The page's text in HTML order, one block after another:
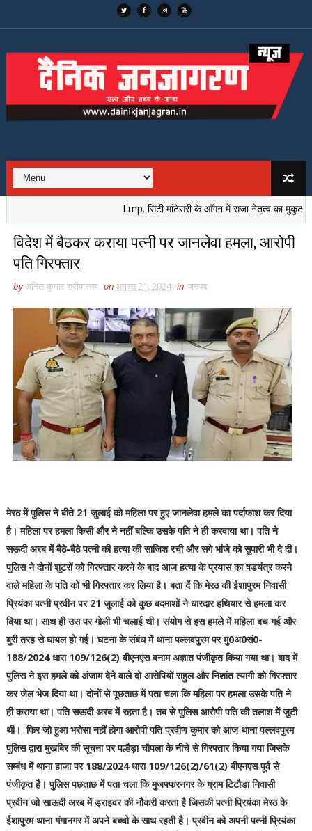
Lmp. सिटी मांटेसरी के आँगन में सजा नेतृत्व का मुकुट, नई
विदेश में बैठकर कराया पत्नी पर जानलेवा हमला, आरोपी
पति गिरफ्तार
byअनिल कुमार श्रीवास्तव onअगस्त 21, 2024 in जनपद
मेरठ में पुल‍िस ने बीते 21 जुलाई को मह‍िला पर हुए जानलेवा हमले का पर्दाफाश कर द‍िया
है। मह‍िला पर हमला क‍िसी और ने नहीं बल्‍क‍ि उसके पत‍ि ने ही करवाया था। पत‍ि ने
सऊदी अरब में बैठे-बैठे पत्नी की हत्या की साजिश रची और सगे भांजे को सुपारी भी दे दी।
पुल‍िस ने दोनों शूटरों को गिरफ्तार करने के बाद आज हत्या के प्रयास का षडयंत्र करने
वाले महिला के पति को भी गिरफ्तार कर लिया है। बता दें कि मेरठ की ईशापुरम निवासी
प्रियंका पत्नी प्रवीन पर 21 जुलाई को कुछ बदमाशों ने धारदार हथियार से हमला कर
दिया था। साथ ही उस पर गोली भी चलाई थी। संयोग से इस हमले में महिला बच गई और
बुरी तरह से घायल हो गई। घटना के संबंध में थाना पल्लवपुरम पर मु0अ0सं0-
188/2024 धारा 109/126(2) बीएनएस बनाम अज्ञात पंजीकृत किया गया था। बाद में
पुलिस ने इस हमले को अंजाम देने वाले दो आरोपियों राहुल और निशांत त्यागी को गिरफ्तार
कर जेल भेज दिया था। दोनों से पूछताछ में पता चला कि महिला पर हमला उसके पति ने
ही कराया था। पति सऊदी अरब में रहता है। तब से पुलिस आरोपी पति की तलाश में जुटी
थी। फिर जो हुआ भरोसा नहीं होगा आरोपी पति प्रवीण कुमार को आज थाना पल्लवपुरम
पुलिस द्वारा मुखबिर की सूचना पर पल्हैड़ा चौपला के नीचे से गिरफ्तार किया गया जिसके
सम्बंध में थाना हाजा पर 188/2024 धारा 109/126(2)/61(2) बीएनएस पूर्व से
पंजीकृत है। पुलिस पछताछ में पता चला कि मुजफ्फरनगर के ग्राम टिटौडा निवासी
प्रवीन जो साऊदी अरब में ड्राइवर की नौकरी करता है जिसकी पत्नी प्रियंका मेरठ के
ईशापुरम थाना गंगानगर में अपने बच्चो के साथ रहती है। प्रवीन को अपनी पत्नी प्रियंका